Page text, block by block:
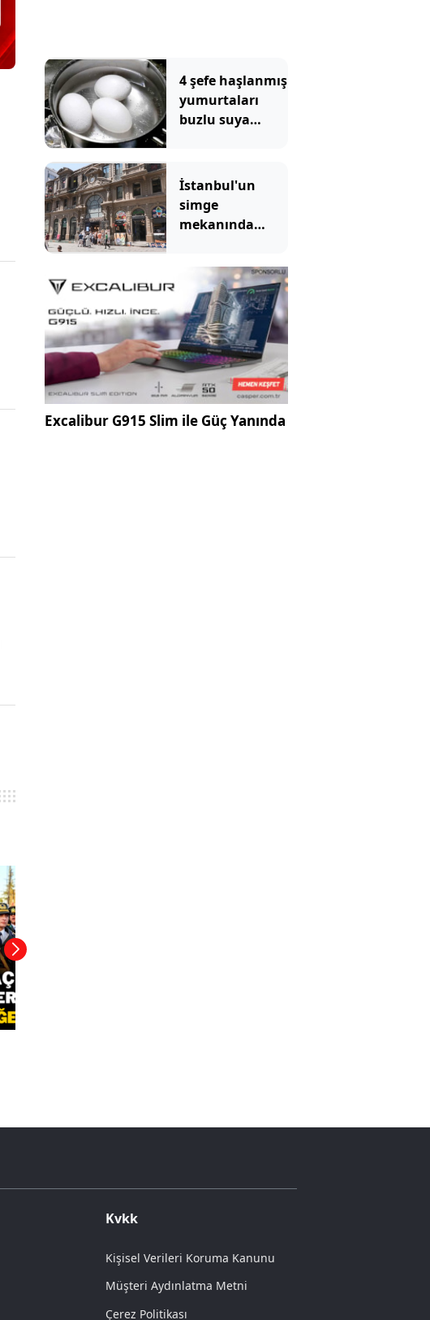
4 şefe haşlanmış
yumurtaları
buzlu suya
olmadığı
soruldu, hepsi
aynı şeyi söyledi
İstanbul'un
simge
mekanında
yaratan
görüntü
Excalibur G915 Slim ile Güç Yanında
Kvkk
Kişisel Verileri Koruma Kanunu
Müşteri Aydınlatma Metni
Çerez Politikası